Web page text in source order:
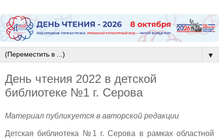
▼
День чтения 2022 в детской
библиотеке №1 г. Серова
Материал публикуется в авторской редакции
Детская библиотека №1 г. Серова в рамках областной